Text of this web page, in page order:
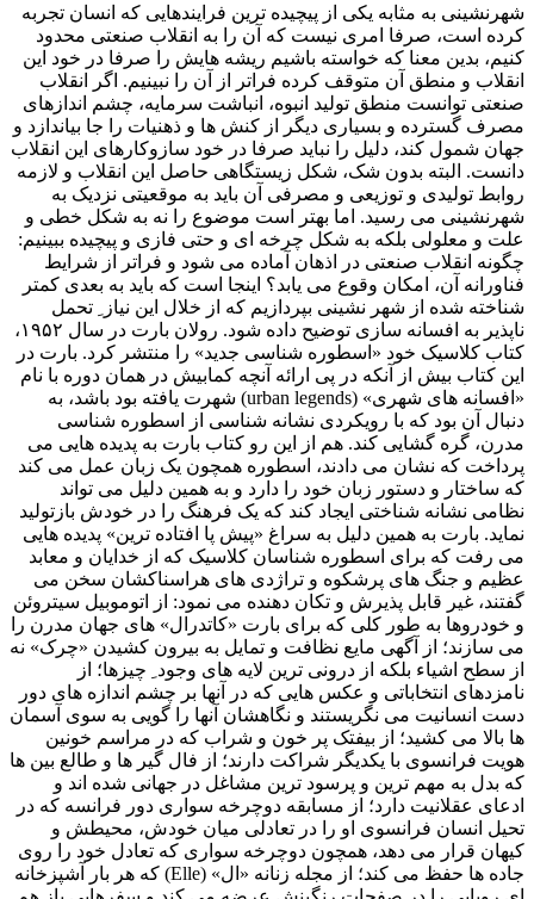
شهرنشینی به مثابه یکی از پیچیده ترین فرایندهایی که انسان تجربه
کرده است، صرفا امری نیست که آن را به انقلاب صنعتی محدود
کنیم، بدین معنا که خواسته باشیم ریشه هایش را صرفا در خود این
انقلاب و منطق آن متوقف کرده فراتر از آن را نبینیم. اگر انقلاب
صنعتی توانست منطق تولید انبوه، انباشت سرمایه، چشم اندازهای
مصرف گسترده و بسیاری دیگر از کنش ها و ذهنیات را جا بیاندازد و
جهان شمول کند، دلیل را نباید صرفا در خود سازوکارهای این انقلاب
دانست. البته بدون شک، شکل زیستگاهی حاصل این انقلاب و لازمه
روابط تولیدی و توزیعی و مصرفی آن باید به موقعیتی نزدیک به
شهرنشینی می رسید. اما بهتر است موضوع را نه به شکل خطی و
علت و معلولی بلکه به شکل چرخه ای و حتی فازی و پیچیده ببینیم:
چگونه انقلاب صنعتی در اذهان آماده می شود و فراتر از شرایط
فناورانه آن، امکان وقوع می یابد؟ اینجا است که باید به بعدی کمتر
شناخته شده از شهر نشینی بپردازیم که از خلال این نیاز ِ تحمل
ناپذیر به افسانه سازی توضیح داده شود. رولان بارت در سال ۱۹۵۲،
کتاب کلاسیک خود «اسطوره شناسی جدید» را منتشر کرد. بارت در
این کتاب بیش از آنکه در پی ارائه آنچه کمابیش در همان دوره با نام
«افسانه های شهری» (urban legends) شهرت یافته بود باشد، به
دنبال آن بود که با رویکردی نشانه شناسی از اسطوره شناسی
مدرن، گره گشایی کند. هم از این رو کتاب بارت به پدیده هایی می
پرداخت که نشان می دادند، اسطوره همچون یک زبان عمل می کند
که ساختار و دستور زبان خود را دارد و به همین دلیل می تواند
نظامی نشانه شناختی ایجاد کند که یک فرهنگ را در خودش بازتولید
نماید. بارت به همین دلیل به سراغ «پیش پا افتاده ترین» پدیده هایی
می رفت که برای اسطوره شناسان کلاسیک که از خدایان و معابد
عظیم و جنگ های پرشکوه و تراژدی های هراسناکشان سخن می
گفتند، غیر قابل پذیرش و تکان دهنده می نمود: از اتوموبیل سیتروئن
و خودروها به طور کلی که برای بارت «کاتدرال» های جهان مدرن را
می سازند؛ از آگهی مایع نظافت و تمایل به بیرون کشیدن «چرک» نه
از سطح اشیاء بلکه از درونی ترین لایه های وجود ِ چیزها؛ از
نامزدهای انتخاباتی و عکس هایی که در آنها بر چشم اندازه های دور
دست انسانیت می نگریستند و نگاهشان آنها را گویی به سوی آسمان
ها بالا می کشید؛ از بیفتک پر خون و شراب که در مراسم خونین
هویت فرانسوی با یکدیگر شراکت دارند؛ از فال گیر ها و طالع بین ها
که بدل به مهم ترین و پرسود ترین مشاغل در جهانی شده اند و
ادعای عقلانیت دارد؛ از مسابقه دوچرخه سواری دور فرانسه که در
تحیل انسان فرانسوی او را در تعادلی میان خودش، محیطش و
کیهان قرار می دهد، همچون دوچرخه سواری که تعادل خود را روی
جاده ها حفظ می کند؛ از مجله زنانه «ال» (Elle) که هر بار آشپزخانه